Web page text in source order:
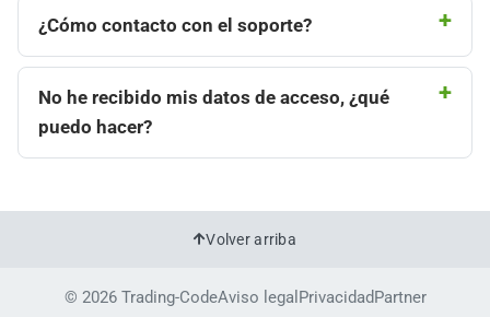
¿Cómo contacto con el soporte?
No he recibido mis datos de acceso, ¿qué
puedo hacer?
Volver arriba
© 2026 Trading-CodeAviso legal Privacidad Partner